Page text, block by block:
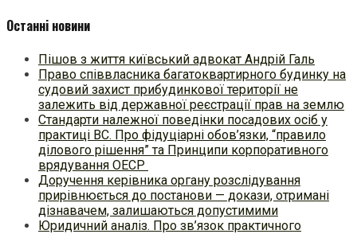
Останні новини
Пішов з життя київський адвокат Андрій Галь
Право співвласника багатоквартирного будинку на
судовий захист прибудинкової території не
залежить від державної реєстрації прав на землю
Стандарти належної поведінки посадових осіб у
практиці ВC. Про фідуціарні обов’язки, “правило
ділового рішення” та Принципи корпоративного
врядування ОЕСР
Доручення керівника органу розслідування
прирівнюється до постанови — докази, отримані
дізнавачем, залишаються допустимими
Юридичний аналіз. Про зв’язок практичного